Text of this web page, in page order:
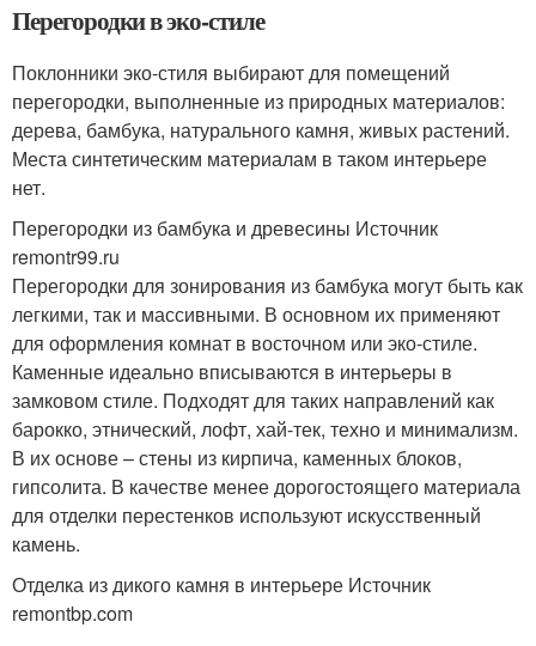
Перегородки в эко-стиле
Поклонники эко-стиля выбирают для помещений
перегородки, выполненные из природных материалов:
дерева, бамбука, натурального камня, живых растений.
Места синтетическим материалам в таком интерьере
нет.
Перегородки из бамбука и древесины Источник
remontr99.ru
Перегородки для зонирования из бамбука могут быть как
легкими, так и массивными. В основном их применяют
для оформления комнат в восточном или эко-стиле.
Каменные идеально вписываются в интерьеры в
замковом стиле. Подходят для таких направлений как
барокко, этнический, лофт, хай-тек, техно и минимализм.
В их основе – стены из кирпича, каменных блоков,
гипсолита. В качестве менее дорогостоящего материала
для отделки перестенков используют искусственный
камень.
Отделка из дикого камня в интерьере Источник
remontbp.com